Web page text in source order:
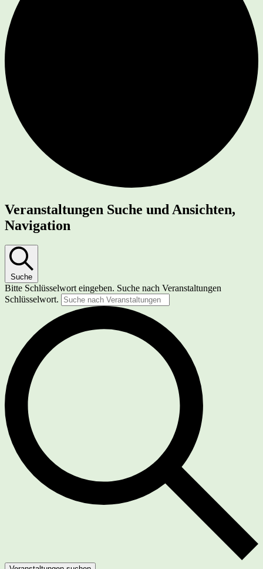
Veranstaltungen
für
13.
März
2025
Veranstaltungen Suche und Ansichten,
Navigation
Suche
Bitte Schlüsselwort eingeben. Suche nach Veranstaltungen
Schlüsselwort.